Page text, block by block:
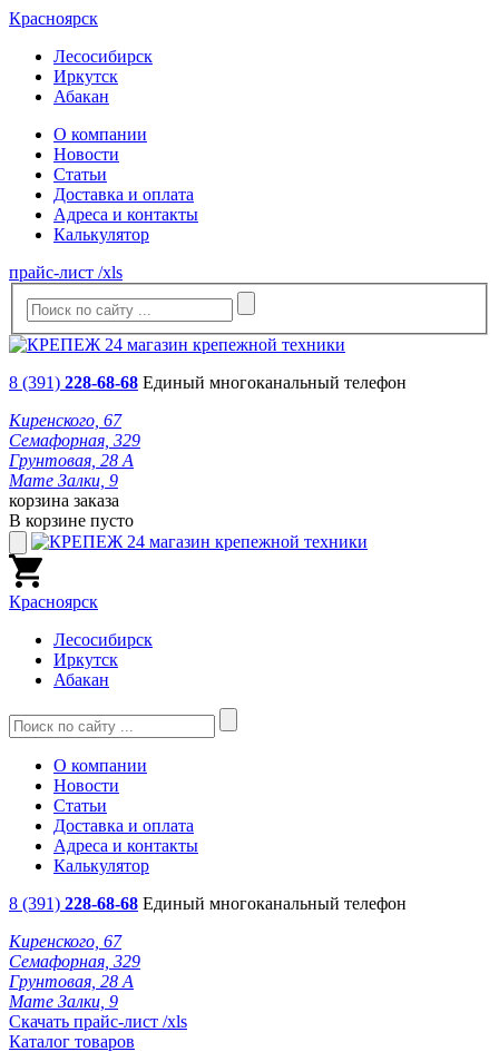
Красноярск
Лесосибирск
Иркутск
Абакан
О компании
Новости
Статьи
Доставка и оплата
Адреса и контакты
Калькулятор
прайс-лист /xls
8 (391) 228-68-68 Единый многоканальный телефон
Киренского, 67
Семафорная, 329
Грунтовая, 28 А
Мате Залки, 9
корзина заказа
В корзине пусто
Красноярск
Лесосибирск
Иркутск
Абакан
О компании
Новости
Статьи
Доставка и оплата
Адреса и контакты
Калькулятор
8 (391) 228-68-68 Единый многоканальный телефон
Киренского, 67
Семафорная, 329
Грунтовая, 28 А
Мате Залки, 9
Скачать прайс-лист /xls
Каталог товаров